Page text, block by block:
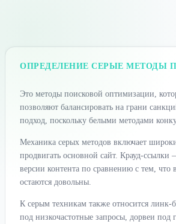
ОПРЕДЕЛЕНИЕ СЕРЫЕ МЕТОДЫ
Это методы поисковой оптимизации,
позволяют балансировать на грани
подход, поскольку белыми методами
Механика серых методов включает
продвигать основной сайт. Крауд-
версии контента по сравнению с тем, что
остаются довольны.
К серым техникам также относится линк-
под низкочастотные запросы, дорвеи